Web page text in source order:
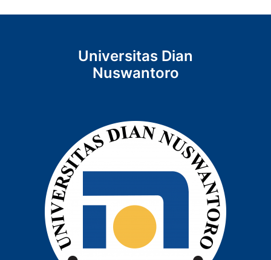
Universitas Dian
Nuswantoro